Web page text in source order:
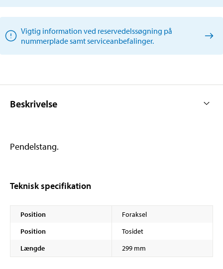
Vigtig information ved reservedelssøgning på
nummerplade samt serviceanbefalinger.
Beskrivelse
Pendelstang.
Teknisk specifikation
Position
Foraksel
Position
Tosidet
Længde
299 mm